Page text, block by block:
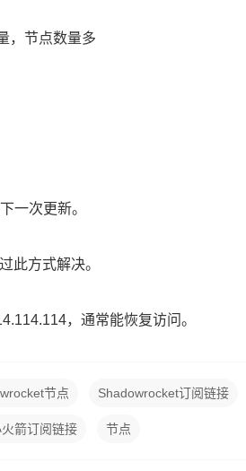
，节点数量多
一次更新。
此方式解决。
，通常能恢复访问。
节点 Shadowrocket订阅链接
箭订阅链接 节点